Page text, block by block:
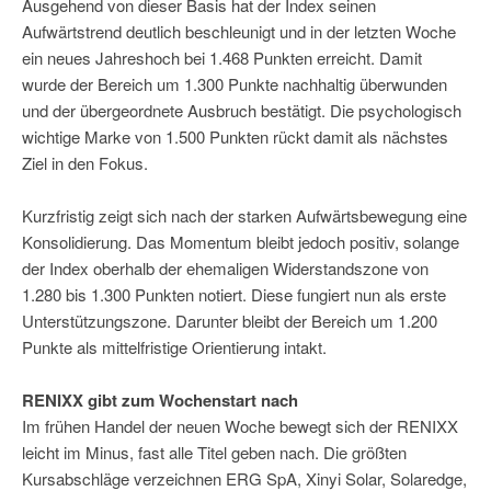
Ausgehend von dieser Basis hat der Index seinen
Aufwärtstrend deutlich beschleunigt und in der letzten Woche
ein neues Jahreshoch bei 1.468 Punkten erreicht. Damit
wurde der Bereich um 1.300 Punkte nachhaltig überwunden
und der übergeordnete Ausbruch bestätigt. Die psychologisch
wichtige Marke von 1.500 Punkten rückt damit als nächstes
Ziel in den Fokus.
Kurzfristig zeigt sich nach der starken Aufwärtsbewegung eine
Konsolidierung. Das Momentum bleibt jedoch positiv, solange
der Index oberhalb der ehemaligen Widerstandszone von
1.280 bis 1.300 Punkten notiert. Diese fungiert nun als erste
Unterstützungszone. Darunter bleibt der Bereich um 1.200
Punkte als mittelfristige Orientierung intakt.
RENIXX gibt zum Wochenstart nach
Im frühen Handel der neuen Woche bewegt sich der RENIXX
leicht im Minus, fast alle Titel geben nach. Die größten
Kursabschläge verzeichnen ERG SpA, Xinyi Solar, Solaredge,